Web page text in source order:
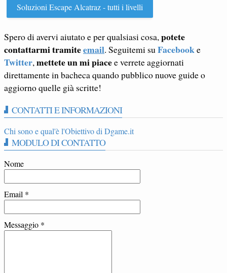
Soluzioni Escape Alcatraz - tutti i livelli
Spero di avervi aiutato e per qualsiasi cosa, potete
contattarmi tramiteemail. Seguitemi su Facebooke
Twitter, mettete un mi piacee verrete aggiornati
direttamente in bacheca quando pubblico nuove guide o
aggiorno quelle già scritte!
CONTATTI E INFORMAZIONI
Chi sono e qual'è l'Obiettivo di Dgame.it
MODULO DI CONTATTO
Nome
Email *
Messaggio *